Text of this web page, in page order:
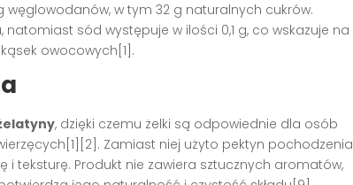
węglowodanów, w tym 32 g naturalnych cukrów.
natomiast sód występuje w ilości 0,1 g, co wskazuje na
owocowych[1].
, dzięki czemu żelki są odpowiednie dla osób
Zamiast niej użyto pektyn pochodzenia
teksturę. Produkt nie zawiera sztucznych aromatów,